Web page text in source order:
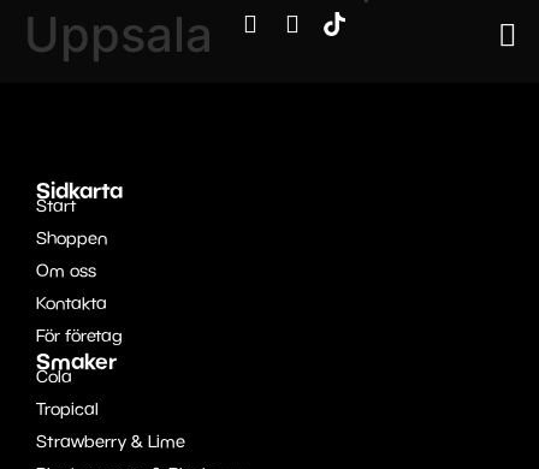
Uppsala
Sidkarta
Start
Shoppen
Om oss
Kontakta
För företag
Smaker
Cola
Tropical
Strawberry & Lime